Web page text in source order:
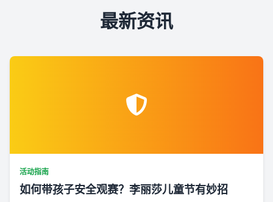
最新资讯
活动指南
如何带孩子安全观赛？李丽莎儿童节有妙招